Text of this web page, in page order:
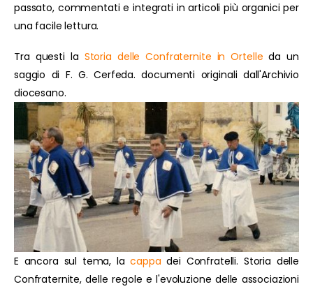
passato, commentati e integrati in articoli più organici per
una facile lettura.
Tra questi la Storia delle Confraternite in Ortelle da un
saggio di F. G. Cerfeda. documenti originali dall'Archivio
diocesano.
E ancora sul tema, lacappa dei Confratelli. Storia delle
Confraternite, delle regole e l'evoluzione delle associazioni